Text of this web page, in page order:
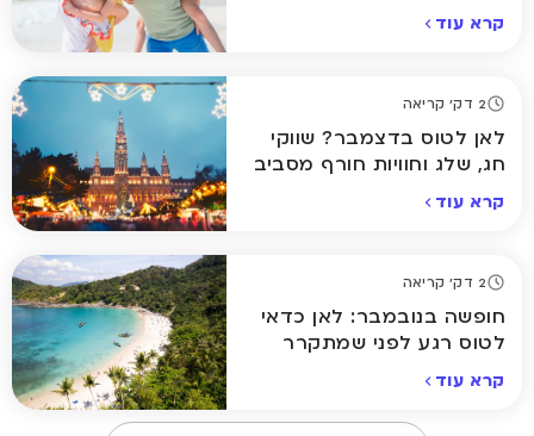
קרא עוד
2 דק' קריאה
לאן לטוס בדצמבר? שווקי
חג, שלג וחוויות חורף מסביב
קרא עוד
2 דק' קריאה
חופשה בנובמבר: לאן כדאי
לטוס רגע לפני שמתקרר
קרא עוד